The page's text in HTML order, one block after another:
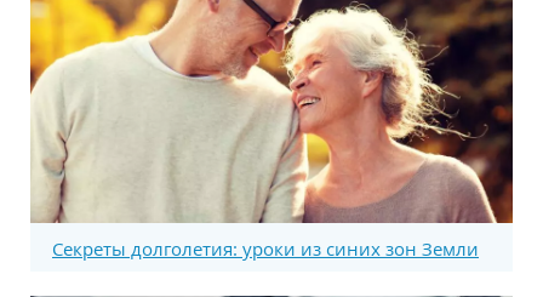
Секреты долголетия: уроки из синих зон Земли